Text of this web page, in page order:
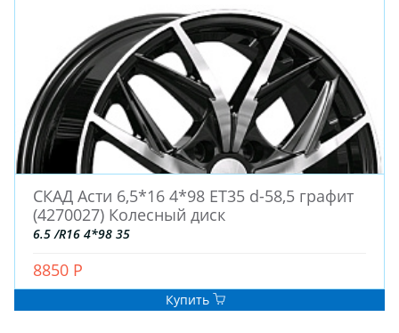
АККУМУЛЯТОРЫ
СКАД Асти 6,5*16 4*98 ET35 d-58,5 графит
(4270027) Колесный диск
6.5 /R16 4*98 35
8850 Р
Купить